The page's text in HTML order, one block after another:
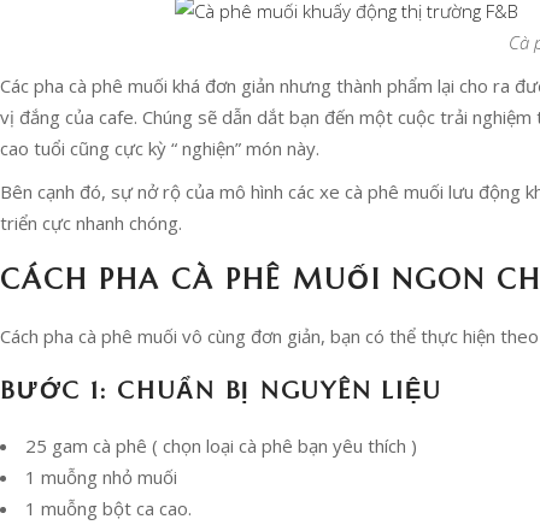
Cà
Các pha cà phê muối khá đơn giản nhưng thành phẩm lại cho ra
vị đắng của cafe. Chúng sẽ dẫn dắt bạn đến một cuộc trải
cao tuổi cũng cực kỳ “ nghiện” món này.
Bên cạnh đó, sự nở rộ của mô hình các xe cà phê muối lưu
triển cực nhanh chóng.
CÁCH PHA CÀ PHÊ MUỐI NGON
Cách pha cà phê muối vô cùng đơn giản, bạn có thể thực hiện
BƯỚC 1: CHUẨN BỊ NGUYÊN LIỆU
25 gam cà phê ( chọn loại cà phê bạn yêu thích )
1 muỗng nhỏ muối
1 muỗng bột ca cao.